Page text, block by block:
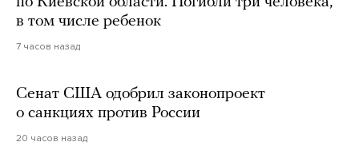
в том числе ребенок
7 часов назад
Сенат США одобрил законопроект
о санкциях против России
20 часов назад